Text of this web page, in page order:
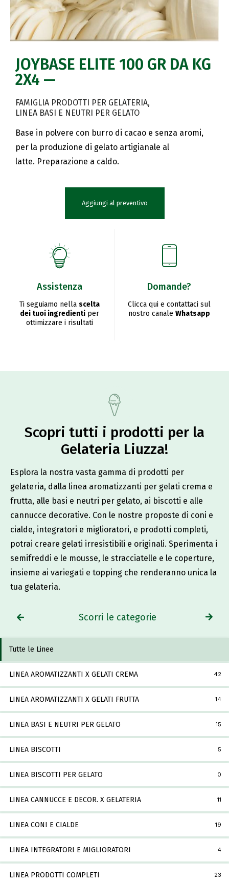
JOYBASE ELITE 100 GR DA KG
2X4 —
FAMIGLIA PRODOTTI PER GELATERIA
LINEA BASI E NEUTRI PER GELATO
Base in polvere con burro di cacao e senza aromi,
per la produzione di gelato artigianale al
latte. Preparazione a caldo.
Aggiungi al preventivo
Assistenza
Ti seguiamo nella scelta
dei tuoi ingredienti per
ottimizzare i risultati
Domande?
Clicca qui e contattaci sul
nostro canale Whatsapp
Scopri tutti i prodotti per la
Gelateria Liuzza!​
Esplora la nostra vasta gamma di prodotti per
gelateria, dalla linea aromatizzanti per gelati crema e
frutta, alle basi e neutri per gelato, ai biscotti e alle
cannucce decorative. Con le nostre proposte di coni e
cialde, integratori e miglioratori, e prodotti completi,
potrai creare gelati irresistibili e originali. Sperimenta i
semifreddi e le mousse, le stracciatelle e le coperture,
insieme ai variegati e topping che renderanno unica la
tua gelateria.
Scorri le categorie
Tutte le Linee
LINEA AROMATIZZANTI X GELATI CREMA 42
LINEA AROMATIZZANTI X GELATI FRUTTA 14
LINEA BASI E NEUTRI PER GELATO 15
LINEA BISCOTTI 5
LINEA BISCOTTI PER GELATO 0
LINEA CANNUCCE E DECOR. X GELATERIA 11
LINEA CONI E CIALDE 19
LINEA INTEGRATORI E MIGLIORATORI 4
LINEA PRODOTTI COMPLETI 23